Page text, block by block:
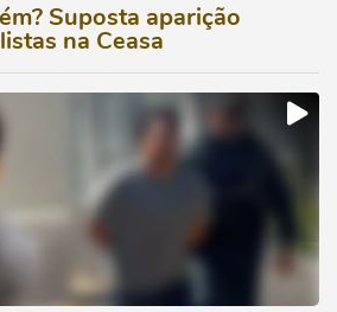
Suposta aparição
na Ceasa